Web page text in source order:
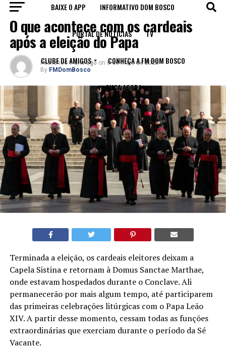
BAIXE O APP INFORMATIVO DOM BOSCO
PORTAL DE NOTÍCIAS TV
CLUBE DE AMIGOS CONHEÇA A FM DOM BOSCO
🔊 OUÇA AGORA
IGREJA
O que acontece com os cardeais
após a eleição do Papa
Published 1 ano ago on 8 de maio de 2025
By FMDomBosco
Terminada a eleição, os cardeais eleitores deixam a
Capela Sistina e retornam à Domus Sanctae Marthae,
onde estavam hospedados durante o Conclave. Ali
permanecerão por mais algum tempo, até participarem
das primeiras celebrações litúrgicas com o Papa Leão
XIV. A partir desse momento, cessam todas as funções
extraordinárias que exerciam durante o período da Sé
Vacante.